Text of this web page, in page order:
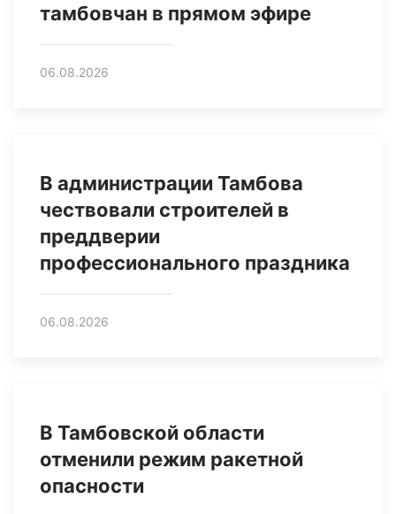
тамбовчан в прямом эфире
06.08.2026
В администрации Тамбова
чествовали строителей в
преддверии
профессионального праздника
06.08.2026
В Тамбовской области
отменили режим ракетной
опасности